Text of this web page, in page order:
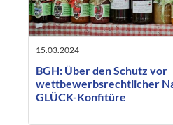
15.03.2024
BGH: Über den Schutz vor
wettbewerbsrechtlicher
GLÜCK-Konfitüre